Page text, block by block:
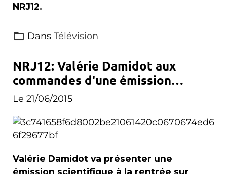
NRJ12.
Dans Télévision
NRJ12: Valérie Damidot aux
commandes d'une émission
scientifique à la rentrée
Le 21/06/2015
Valérie Damidot va présenter une
émission scientifique à la rentrée sur